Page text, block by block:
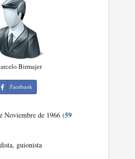
Birmajer
Facebook
Noviembre de 1966(59
guionista